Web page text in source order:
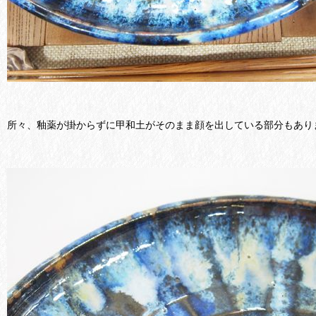
所々、釉薬が掛からずに甲和土がそのまま顔を出している部分もあり